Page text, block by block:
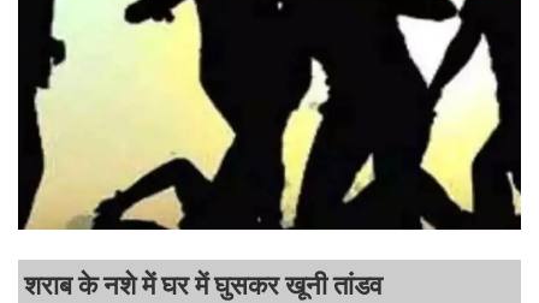
शराब के नशे में घर में घुसकर खूनी तांडव